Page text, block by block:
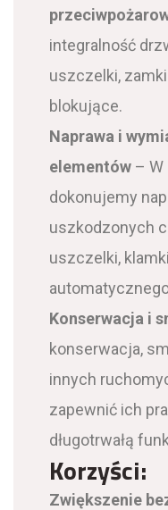
integralność
uszczelki,
blokujące.
Naprawa i
elementów – W
dokonujemy
uszkodzonych
uszczelki,
Konserwacja i
konserwacja,
innych
zapewnić ich
długotrwałą
Korzyści:
Zwiększenie